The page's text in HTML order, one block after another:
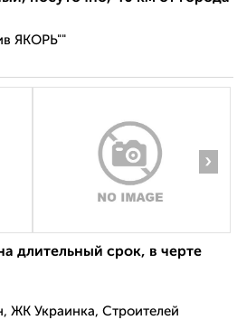
ЯКОРЬ""
›
длительный срок, в черте
ЖК Украинка, Строителей